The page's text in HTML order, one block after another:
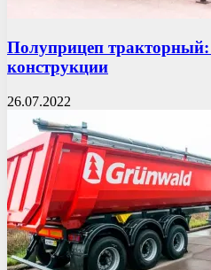
Полуприцеп
конструкции
26.07.2022